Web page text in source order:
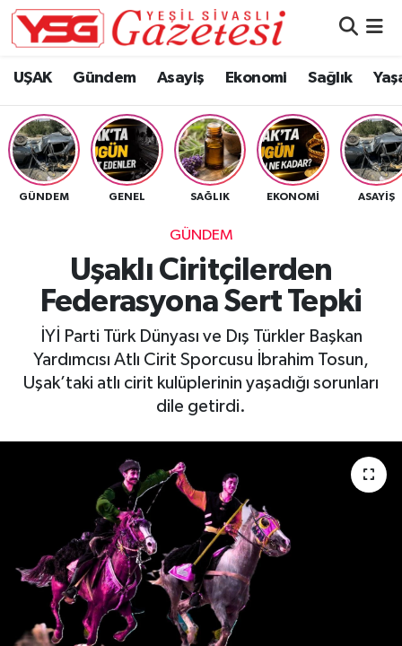
UŞAK Gündem Asayiş Ekonomi Sağlık
GÜNDEM GENEL SAĞLIK EKONOMI ASAYIŞ
GÜNDEM
Uşaklı Ciritçilerden
Federasyona Sert Tepki
İYİ Parti Türk Dünyası ve Dış Türkler Başkan
Yardımcısı Atlı Cirit Sporcusu İbrahim Tosun,
Uşak’taki atlı cirit kulüplerinin yaşadığı sorunları
dile getirdi.
Hava Durumu
Namaz Vakitleri
Trafik Durumu
Tüm Manşetler
Son Dakika Haberleri
Haber Arşivi